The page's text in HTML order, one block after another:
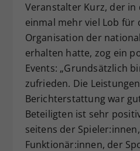
Veranstalter Kurz, der in
einmal mehr viel Lob für
Organisation der
erhalten hatte, zog ein
Events: „Grundsätzlich
zufrieden. Die
Berichterstattung war
Beteiligten ist sehr
seitens der
Funktionär:innen, der